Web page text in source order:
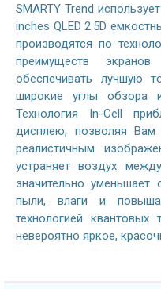
SMARTY Trend
inches QLED 2.5D
производятся по
преимуществ
обеспечивать лучшую
широкие углы обзора
Технология In-Cell
дисплею, позволяя
реалистичным
устраняет воздух
значительно уменьшает
пыли, влаги и
технологией квантовых
невероятно яркое,